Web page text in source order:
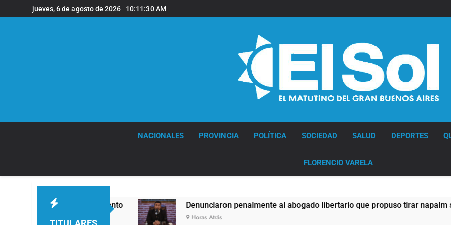
al
jueves, 6 de agosto de 2026 10:11:31 AM
NACIONALES PROVINCIA POLÍTICA SOCIEDAD SALUD DEPORTES
FLORENCIO VARELA
de viento Denunciaron penalmente al abogado libertario que propuso tirar napalm sobre el Gran
9 Horas Atrás